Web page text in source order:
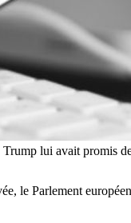
lui avait promis
le Parlement